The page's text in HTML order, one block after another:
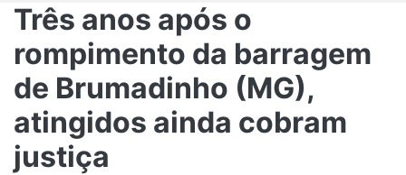
Três anos após o
rompimento da barragem
de Brumadinho (MG),
atingidos ainda cobram
justiça